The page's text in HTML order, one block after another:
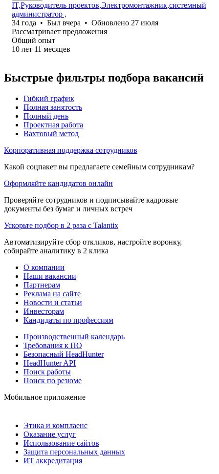
IT,Руководитель проектов,Электромонтажник,системный
администратор ,
34 года • Был вчера • Обновлено 27 июля
Рассматривает предложения
Общий опыт
10 лет 11 месяцев
Быстрые фильтры подбора вакансий
Гибкий график
Полная занятость
Полный день
Проектная работа
Вахтовый метод
Корпоративная поддержка сотрудников
Какой соцпакет вы предлагаете семейным сотрудникам?
Оформляйте кандидатов онлайн
Проверяйте сотрудников и подписывайте кадровые
документы без бумаг и личных встреч
Ускорьте подбор в 2 раза с Talantix
Автоматизируйте сбор откликов, настройте воронку,
собирайте аналитику в 2 клика
О компании
Наши вакансии
Партнерам
Реклама на сайте
Новости и статьи
Инвесторам
Кандидаты по профессиям
Производственный календарь
Требования к ПО
Безопасный HeadHunter
HeadHunter API
Поиск работы
Поиск по резюме
Мобильное приложение
Этика и комплаенс
Оказание услуг
Использование сайтов
Защита персональных данных
ИТ аккредитация